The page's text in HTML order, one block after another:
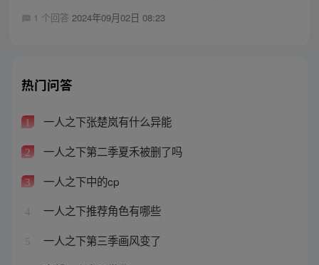
1 个回答 2024年09月02日 08:23
热门问答
1 一人之下张楚岚有什么异能
2 一人之下第二季夏禾被删了吗
3 一人之下中的cp
4 一人之下推荐角色有哪些
5 一人之下第三季画风变了